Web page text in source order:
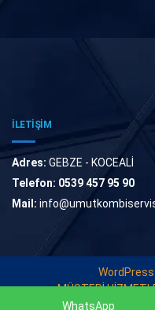
İLETİŞİM
Adres: GEBZE - KOCEALİ
Telefon: 0539 457 95 90
Mail:
WordPress
MÜŞTERİ
WhatsApp